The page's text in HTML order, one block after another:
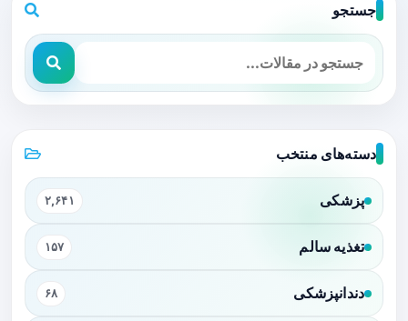
جستجو
دسته‌های منتخب
پزشکی ۲,۶۴۱
تغذیه سالم ۱۵۷
دندانپزشکی ۶۸